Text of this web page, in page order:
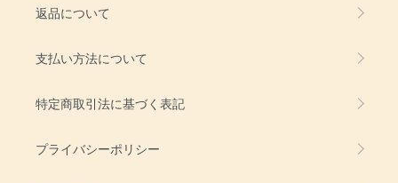
返品について
支払い方法について
特定商取引法に基づく表記
プライバシーポリシー